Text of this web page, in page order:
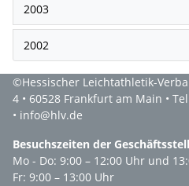
2003
2002
©Hessischer Leichtathletik-
4 • 60528 Frankfurt am Main •
• info@hlv.de
Besuchszeiten der
Mo - Do: 9:00 – 12:00 Uhr und
Fr: 9:00 – 13:00 Uhr